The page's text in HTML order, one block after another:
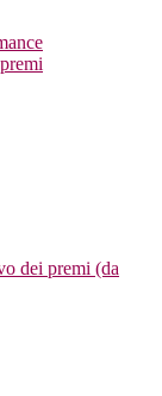
dei premi (da